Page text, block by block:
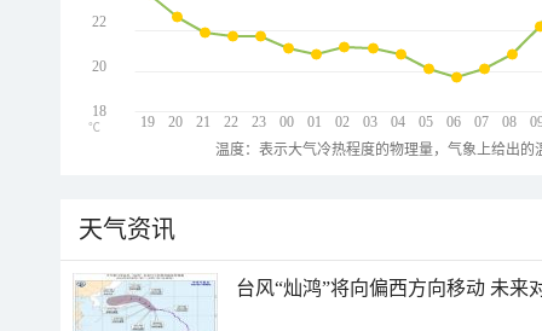
19 20 21 22 23 00 01 02 03 04 05 06 07 08
22
20
18
℃
温度：表示大气冷热程度的物理量，气象上给出
天气资讯
台风“灿鸿”将向偏西方向移动 未来